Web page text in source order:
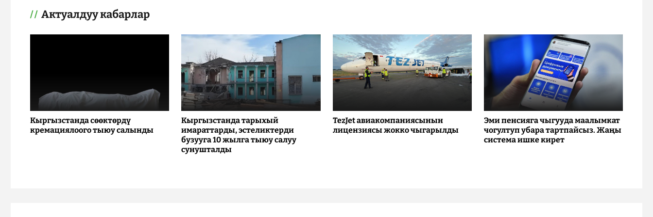
Актуалдуу кабарлар
Кыргызстанда сөөктөрдү
кремациялоого тыюу салынды
Кыргызстанда тарыхый
имараттарды, эстеликтерди
бузууга 10 жылга тыюу салуу
сунушталды
TezJet авиакомпаниясынын
лицензиясы жокко чыгарылды
Эми пенсияга чыгууда маалымкат
чогултуп убара тартпайсыз. Жаңы
система ишке кирет